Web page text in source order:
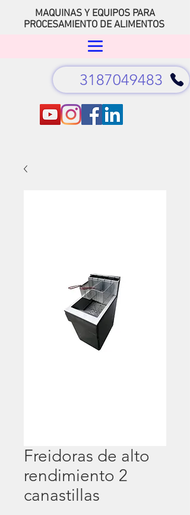
MAQUINAS Y EQUIPOS PARA
PROCESAMIENTO DE ALIMENTOS
3187049483
Freidoras de alto
rendimiento 2
canastillas